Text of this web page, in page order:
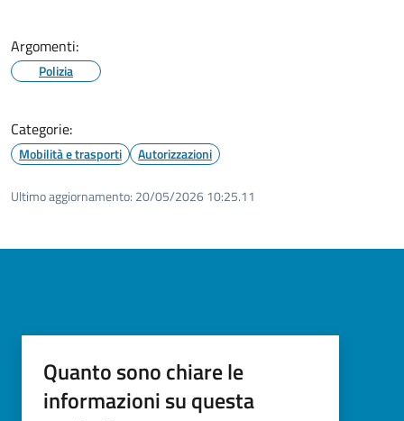
Argomenti:
Polizia
Categorie:
Mobilità e trasporti Autorizzazioni
Ultimo aggiornamento: 20/05/2026 10:25.11
Quanto sono chiare le
informazioni su questa